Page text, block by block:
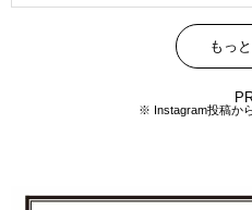
かったけど 想像よりも小ぶりやっ
なんでこんな入りたがるんやろか
だして 八百屋さんごっこが始まり
らでぃっしゅぼーや #らでぃっし
レシピ #2歳差育児 #2歳差姉妹 #
もっ
※ Instagram投稿か